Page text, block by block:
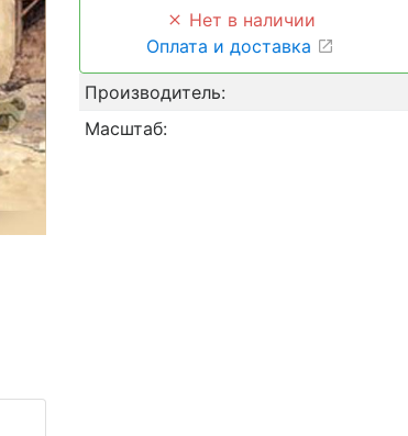
Нет в наличии
Оплата и доставка
Производитель:
Масштаб: